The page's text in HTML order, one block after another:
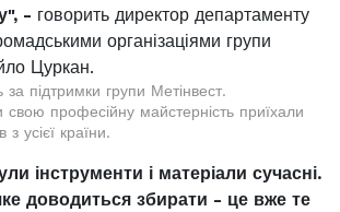
- говорить директор департаменту
організаціями групи
Цуркан.
підтримки групи Метінвест.
професійну майстерність приїхали
усієї країни.
інструменти і матеріали сучасні.
доводиться збирати - це вже те